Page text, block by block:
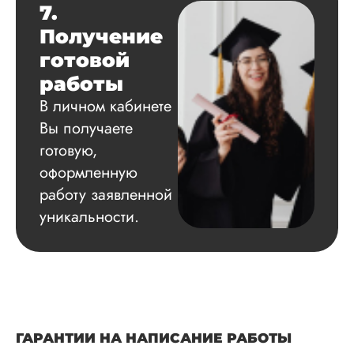
7.
Получение
готовой
работы
В личном кабинете
Вы получаете
готовую,
оформленную
работу заявленной
уникальности.
ГАРАНТИИ НА НАПИСАНИЕ РАБОТЫ